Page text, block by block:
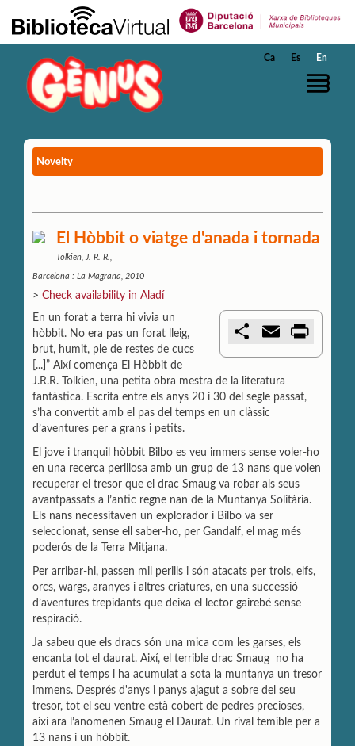
Skip to Main Content
Ca Es En
Novelty
El Hòbbit o viatge d'anada i tornada
Tolkien, J. R. R.,
Barcelona : La Magrana, 2010
> Check availability in Aladí
t
i
m
En un forat a terra hi vivia un
hòbbit. No era pas un forat lleig,
brut, humit, ple de restes de cucs
[...]” Així comença El Hòbbit de
J.R.R. Tolkien, una petita obra mestra de la literatura
fantàstica. Escrita entre els anys 20 i 30 del segle passat,
s’ha convertit amb el pas del temps en un clàssic
d’aventures per a grans i petits.
El jove i tranquil hòbbit Bilbo es veu immers sense voler-ho
en una recerca perillosa amb un grup de 13 nans que volen
recuperar el tresor que el drac Smaug va robar als seus
avantpassats a l’antic regne nan de la Muntanya Solitària.
Els nans necessitaven un explorador i Bilbo va ser
seleccionat, sense ell saber-ho, per Gandalf, el mag més
poderós de la Terra Mitjana.
Per arribar-hi, passen mil perills i són atacats per trols, elfs,
orcs, wargs, aranyes i altres criatures, en una successió
d’aventures trepidants que deixa el lector gairebé sense
respiració.
Ja sabeu que els dracs són una mica com les garses, els
encanta tot el daurat. Així, el terrible drac Smaug no ha
perdut el temps i ha acumulat a sota la muntanya un tresor
immens. Després d'anys i panys ajagut a sobre del seu
tresor, tot el seu ventre està cobert de pedres precioses,
així ara l’anomenen Smaug el Daurat. Un rival temible per a
13 nans i un hòbbit.